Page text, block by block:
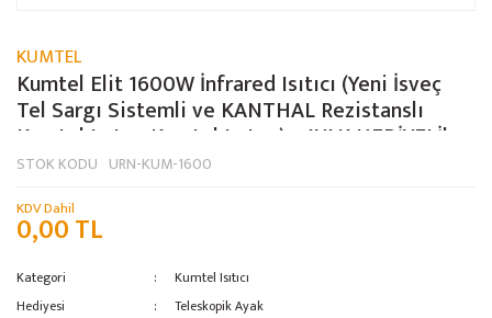
KUMTEL
Kumtel Elit 1600W İnfrared Isıtıcı (Yeni İsveç
Tel Sargı Sistemli ve KANTHAL Rezistanslı
Kumtel Isıtıcı Kumtel Isıtıcı)+ AYAK HEDİYELİ!
STOK KODU URN-KUM-1600
KDV Dahil
0,00 TL
Kategori
Kumtel Isıtıcı
Hediyesi
Teleskopik Ayak